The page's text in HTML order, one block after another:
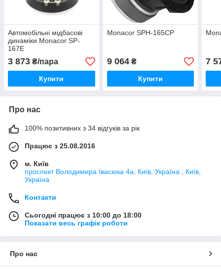
Автомобільні мідбасові
динаміки Monacor SP-
167E
3 873 ₴/пара
Купити
Monacor SPH-165CP
9 064₴
Купити
7
Про нас
100% позитивних з 34 відгуків за рік
Працює з 25.08.2016
м. Київ
проспект Володимира Івасюка 4а, Київ, Україна , Київ,
Україна
Контакти
Сьогодні працює з 10:00 до 18:00
Показати весь графік роботи
Про нас